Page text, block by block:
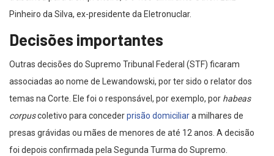
Pinheiro da Silva, ex-presidente da Eletronuclar.
Decisões importantes
Outras decisões do Supremo Tribunal Federal (STF) ficaram
associadas ao nome de Lewandowski, por ter sido o relator dos
temas na Corte. Ele foi o responsável, por exemplo, por habeas
corpuscoletivo para concederprisão domiciliara milhares de
presas grávidas ou mães de menores de até 12 anos. A decisão
foi depois confirmada pela Segunda Turma do Supremo.